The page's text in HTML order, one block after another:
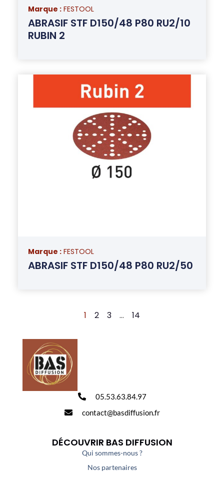
Marque : FESTOOL
ABRASIF STF D150/48 P80 RU2/10
RUBIN 2
Marque : FESTOOL
ABRASIF STF D150/48 P80 RU2/50
1 2 3 … 14
05.53.63.84.97
contact@basdiffusion.fr
DÉCOUVRIR BAS DIFFUSION
Qui sommes-nous ?
Nos partenaires